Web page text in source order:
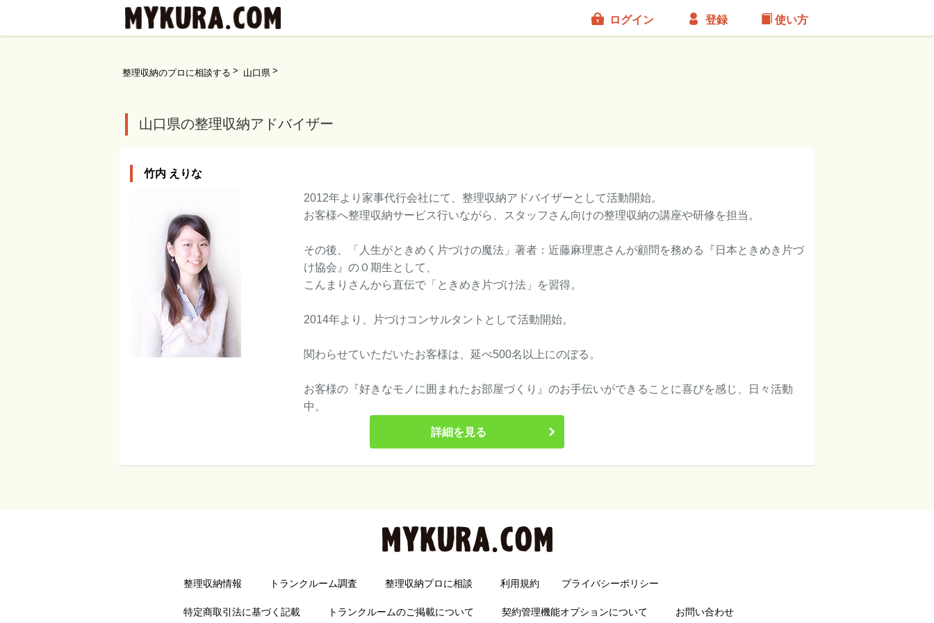
ログイン 登録 使い方
整理収納のプロに相談する 山口県
山口県の整理収納アドバイザー
竹内 えりな
2012年より家事代行会社にて、整理収納アドバイザーとして活動開始。
お客様へ整理収納サービス行いながら、スタッフさん向けの整理収納の講座や研修を担当。
その後、「人生がときめく片づけの魔法」著者：近藤麻理恵さんが顧問を務める『日本ときめき片づ
け協会』の０期生として、
こんまりさんから直伝で「ときめき片づけ法」を習得。
2014年より、片づけコンサルタントとして活動開始。
関わらせていただいたお客様は、延べ500名以上にのぼる。
お客様の『好きなモノに囲まれたお部屋づくり』のお手伝いができることに喜びを感じ、日々活動
中。
詳細を見る
整理収納情報 トランクルーム調査 整理収納プロに相談 利用規約 プライバシーポリシー
特定商取引法に基づく記載 トランクルームのご掲載について 契約管理機能オプションについて お問い合わせ